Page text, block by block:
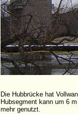
Die Hubbrücke hat
Hubsegment kann um 6
mehr genutzt.